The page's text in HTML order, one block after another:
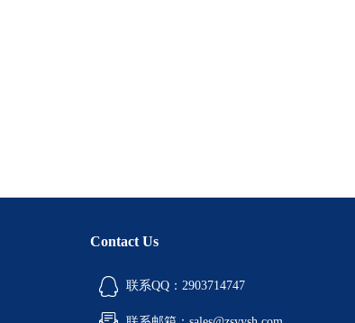
Contact Us
联系QQ：2903714747